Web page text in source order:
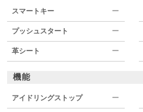
スマートキー ー
プッシュスタート ー
革シート ー
機能
アイドリングストップ ー